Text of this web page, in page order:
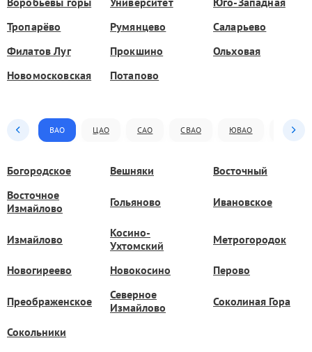
Тропарёво
Румянцево
Саларьево
Филатов Луг
Прокшино
Ольховая
Новомосковская
Потапово
ВАО ЦАО САО СВАО ЮВАО ЮАО
Богородское Вешняки
Восточный
Восточное
Измайлово
Гольяново Ивановское
Измайлово
Косино-
Ухтомский
Метрогородок
Новогиреево Новокосино Перово
Преображенское
Северное
Измайлово
Соколиная Гора
Сокольники